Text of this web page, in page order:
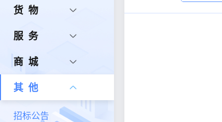
货物
服务
商城
其他
招标公告